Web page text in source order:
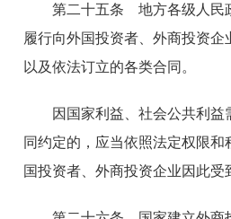
第二十五条 地方各级人民
履行向外国投资者、外商投资
以及依法订立的各类合同。
因国家利益、社会公共利益
同约定的，应当依照法定权限
国投资者、外商投资企业因此受